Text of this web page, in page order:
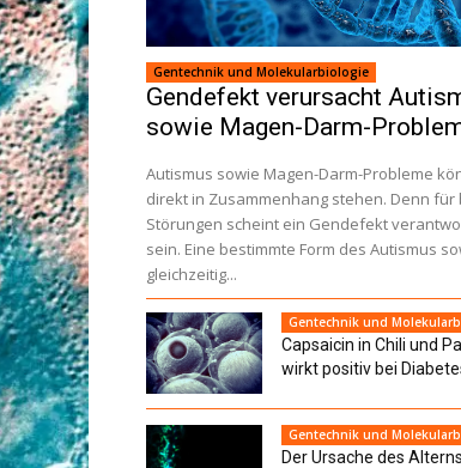
Gentechnik und Molekularbiologie
Gendefekt verursacht
sowie Magen-Darm-
Autismus sowie Magen-Darm-Probleme
direkt in Zusammenhang stehen. Denn für
Störungen scheint ein Gendefekt
sein. Eine bestimmte Form des Autismus
gleichzeitig...
Gentechnik und
Capsaicin in Chili und
wirkt positiv bei
Gentechnik und
Der Ursache des